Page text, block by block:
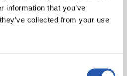
information that you’ve
collected from your use